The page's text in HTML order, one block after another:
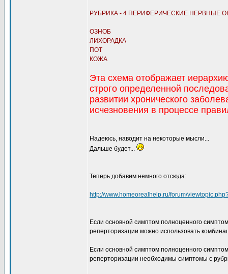
РУБРИКА - 4 ПЕРИФЕРИЧЕСКИЕ НЕРВНЫЕ
ОЗНОБ
ЛИХОРАДКА
ПОТ
КОЖА
Эта схема отображает
строго определенной
развитии хронического
исчезновения в процессе
Надеюсь, наводит на некоторые мысли...
Дальше будет...
Теперь добавим немного отсюда:
http://www.homeorealhelp.ru/forum/
Если основной симптом полноценного
реперторизации можно использовать
Если основной симптом полноценного
реперторизации необходимы симптомы с